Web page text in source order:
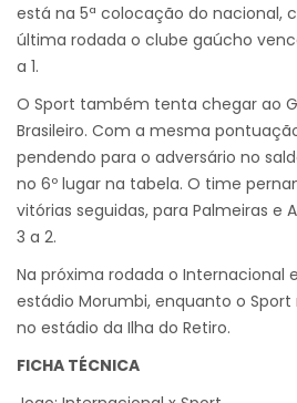
está na 5ª colocação do nacional,
última rodada o clube gaúcho
a 1.
O Sport também tenta chegar ao
Brasileiro. Com a mesma
pendendo para o adversário no
no 6º lugar na tabela. O time
vitórias seguidas, para Palmeiras e
3 a 2.
Na próxima rodada o Internacional
estádio Morumbi, enquanto o
no estádio da Ilha do Retiro.
FICHA TÉCNICA